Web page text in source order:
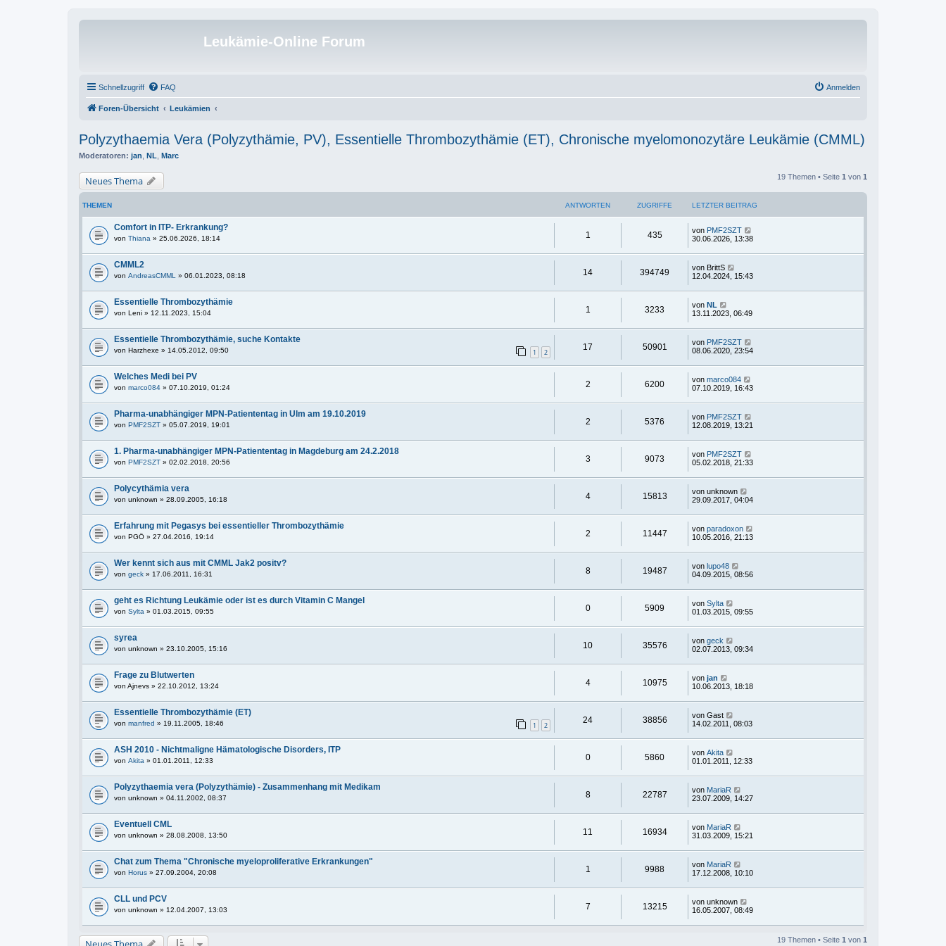
Leukämie-Online Forum
Schnellzugriff FAQ Anmelden
Foren-Übersicht Leukämien
Polyzythaemia Vera (Polyzythämie, PV), Essentielle Thrombozythämie (ET), Chronische myelomonozytäre Leukämie (CMML)
Moderatoren: jan NL Marc
Neues Thema 19 Themen • Seite 1 von 1
THEMEN ANTWORTEN ZUGRIFFE LETZTER BEITRAG
Comfort in ITP- Erkrankung?
von Thiana » 25.06.2026, 18:14 1 435 von PMF2SZT
30.06.2026, 13:38
CMML2
von AndreasCMML » 06.01.2023, 08:18 14 394749 von BrittS
12.04.2024, 15:43
Essentielle Thrombozythämie
von Leni » 12.11.2023, 15:04 1 3233 von NL
13.11.2023, 06:49
Essentielle Thrombozythämie, suche Kontakte
von Harzhexe » 14.05.2012, 09:50 1 2
17 50901 von PMF2SZT
08.06.2020, 23:54
Welches Medi bei PV
von marco084 » 07.10.2019, 01:24 2 6200 von marco084
07.10.2019, 16:43
Pharma-unabhängiger MPN-Patiententag in Ulm am 19.10.2019
von PMF2SZT » 05.07.2019, 19:01 2 5376 von PMF2SZT
12.08.2019, 13:21
1. Pharma-unabhängiger MPN-Patiententag in Magdeburg am 24.2.2018
von PMF2SZT » 02.02.2018, 20:56 3 9073 von PMF2SZT
05.02.2018, 21:33
Polycythämia vera
von unknown » 28.09.2005, 16:18 4 15813 von unknown
29.09.2017, 04:04
Erfahrung mit Pegasys bei essentieller Thrombozythämie
von PGÖ » 27.04.2016, 19:14 2 11447 von paradoxon
10.05.2016, 21:13
Wer kennt sich aus mit CMML Jak2 positv?
von geck » 17.06.2011, 16:31 8 19487 von lupo48
04.09.2015, 08:56
geht es Richtung Leukämie oder ist es durch Vitamin C Mangel
von Sylta » 01.03.2015, 09:55 0 5909 von Sylta
01.03.2015, 09:55
syrea
von unknown » 23.10.2005, 15:16 10 35576 von geck
02.07.2013, 09:34
Frage zu Blutwerten
von Ajnevs » 22.10.2012, 13:24 4 10975 von jan
10.06.2013, 18:18
Essentielle Thrombozythämie (ET)
von manfred » 19.11.2005, 18:46 1 2
24 38856 von Gast
14.02.2011, 08:03
ASH 2010 - Nichtmaligne Hämatologische Disorders, ITP
von Akita » 01.01.2011, 12:33 0 5860 von Akita
01.01.2011, 12:33
Polyzythaemia vera (Polyzythämie) - Zusammenhang mit Medikam
von unknown » 04.11.2002, 08:37 8 22787 von MariaR
23.07.2009, 14:27
Eventuell CML
von unknown » 28.08.2008, 13:50 11 16934 von MariaR
31.03.2009, 15:21
Chat zum Thema "Chronische myeloproliferative Erkrankungen"
von Horus » 27.09.2004, 20:08 1 9988 von MariaR
17.12.2008, 10:10
CLL und PCV
von unknown » 12.04.2007, 13:03 7 13215 von unknown
16.05.2007, 08:49
19 Themen • Seite 1 von 1